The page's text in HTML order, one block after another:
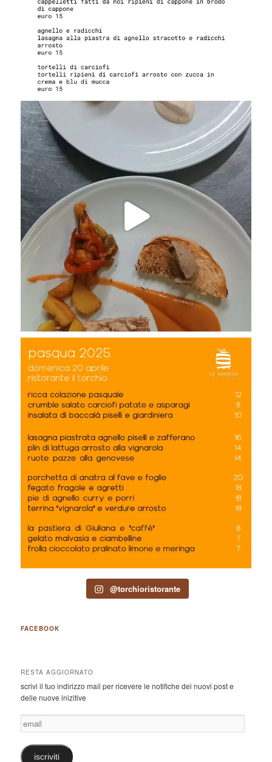
@torchioristorante
FACEBOOK
RESTA AGGIORNATO
scrivi il tuo indirizzo mail per ricevere le notifiche dei nuovi post e
delle nuove inizitive
email
iscriviti